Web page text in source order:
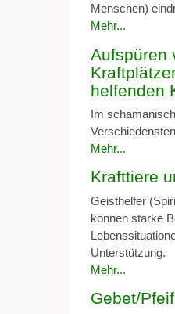
Menschen)
Mehr...
Aufspüren
helfenden
Im
Mehr...
Krafttiere
Geisthelfer
können starke
Unterstützung.
Mehr...
Gebet/